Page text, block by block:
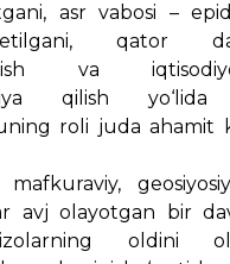
asr vabosi –
gani, qator
va
qilish yo‘lida
roli juda ahamit
avj olayotgan bir
oldini